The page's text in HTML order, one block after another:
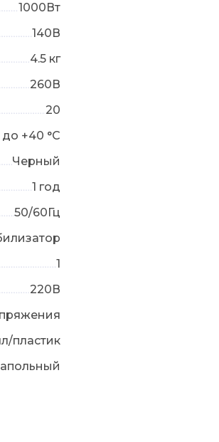
1000Вт
140В
4.5 кг
260В
20
до +40 °С
Черный
1 год
50/60Гц
1
220В
пластик